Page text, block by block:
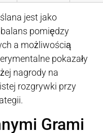
jest jako
pomiędzy
a możliwością
pokazały
nagrody na
rozgrywki przy
Grami